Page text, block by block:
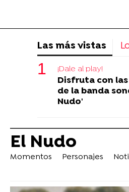
Las más vistas
¡Dale al play!
Disfruta con
de la banda
Nudo'
El Nudo
Momentos Personajes